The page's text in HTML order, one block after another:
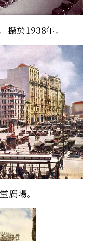
攝於1938年。
廣場。